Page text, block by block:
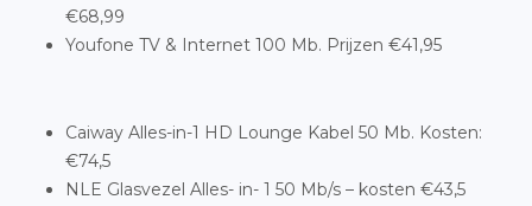
€68,99
Youfone TV & Internet 100 Mb. Prijzen €41,95
Caiway Alles-in-1 HD Lounge Kabel 50 Mb. Kosten:
€74,5
NLE Glasvezel Alles- in- 1 50 Mb/s – kosten €43,5